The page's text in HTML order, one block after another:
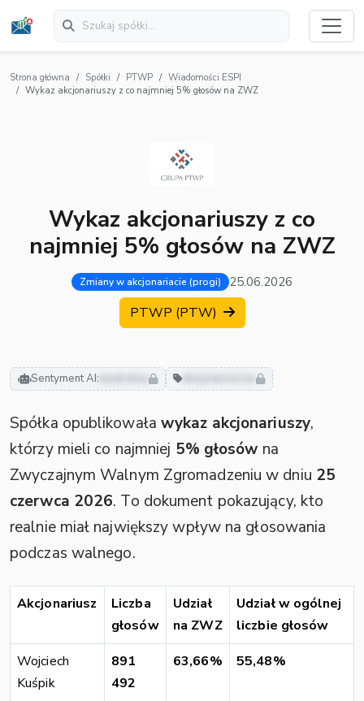
Strona główna Spółki PTWP
Wiadomości ESPI
Wykaz akcjonariuszy z co najmniej 5% głosów na ZWZ
Wykaz akcjonariuszy z co
najmniej 5% głosów na ZWZ
Zmiany w akcjonariacie (progi) 25.06.2026
PTWP (PTW)
Sentyment AI: neutralny akcjonariusze
Spółka opublikowała wykaz akcjonariuszy,
którzy mieli co najmniej 5% głosów na
Zwyczajnym Walnym Zgromadzeniu w dniu 25
czerwca 2026. To dokument pokazujący, kto
realnie miał największy wpływ na głosowania
podczas walnego.
Akcjonariusz
Liczba
głosów
Udział
na ZWZ
Udział w ogólnej
liczbie głosów
Wojciech
Kuśpik
891
492
63,66% 55,48%